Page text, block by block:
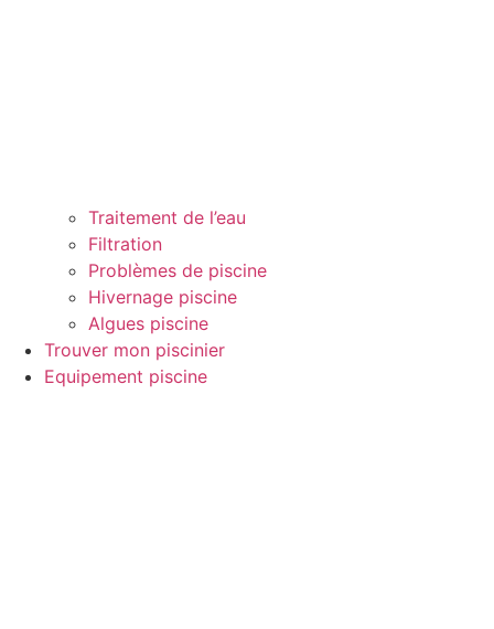
Traitement de l’eau
Filtration
Problèmes de piscine
Hivernage piscine
Algues piscine
Trouver mon piscinier
Equipement piscine